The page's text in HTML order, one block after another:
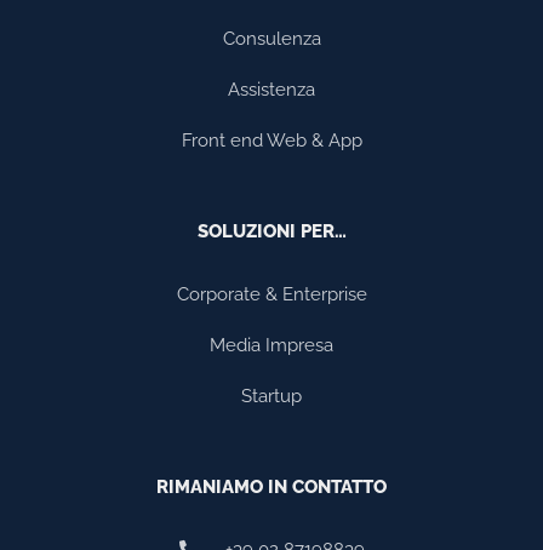
Consulenza
Assistenza
Front end Web & App
SOLUZIONI PER…
Corporate & Enterprise
Media Impresa
Startup
RIMANIAMO IN CONTATTO